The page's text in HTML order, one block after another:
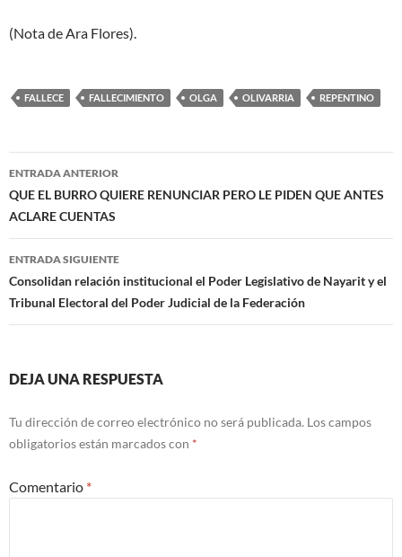
(Nota de Ara Flores).
FALLECE FALLECIMIENTO OLGA OLIVARRIA REPENTINO
Navegación
de
entradas
ENTRADA ANTERIOR
QUE EL BURRO QUIERE RENUNCIAR PERO LE PIDEN QUE ANTES
ACLARE CUENTAS
ENTRADA SIGUIENTE
Consolidan relación institucional el Poder Legislativo de Nayarit y el
Tribunal Electoral del Poder Judicial de la Federación
DEJA UNA RESPUESTA
Tu dirección de correo electrónico no será publicada. Los campos
obligatorios están marcados con *
Comentario *